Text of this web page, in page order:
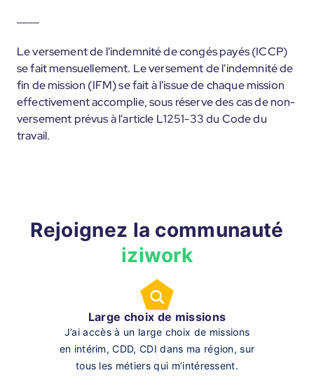
Le versement de l'indemnité de congés payés (ICCP)
se fait mensuellement. Le versement de l'indemnité de
fin de mission (IFM) se fait à l'issue de chaque mission
effectivement accomplie, sous réserve des cas de non-
versement prévus à l'article L1251-33 du Code du
travail.
Rejoignez la communauté
iziwork
Large choix de missions
J’ai accès à un large choix de missions
en intérim, CDD, CDI dans ma région, sur
tous les métiers qui m’intéressent.